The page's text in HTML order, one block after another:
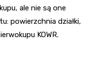
ale nie są one
powierzchnia działki,
KOWR.